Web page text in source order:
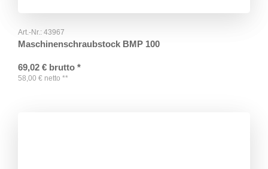
Art.-Nr.: 43967
Maschinenschraubstock BMP 100
69,02 € brutto *
58,00 € netto **